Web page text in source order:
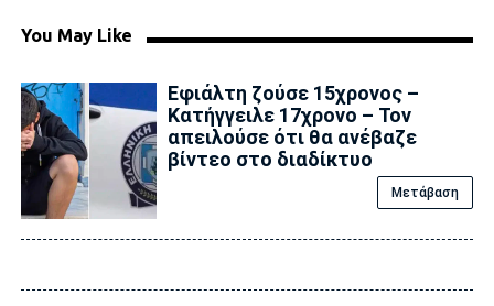
You May Like
Εφιάλτη ζούσε 15χρονος –
Κατήγγειλε 17χρονο – Τον
απειλούσε ότι θα ανέβαζε
βίντεο στο διαδίκτυο
Μετάβαση